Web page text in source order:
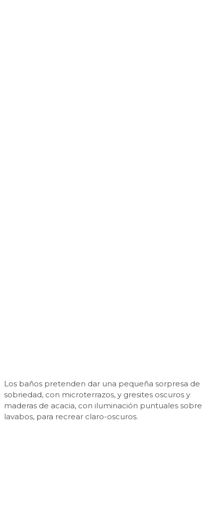
Los baños pretenden dar una pequeña sorpresa de
sobriedad, con microterrazos, y gresites oscuros y
maderas de acacia, con iluminación puntuales sobre
lavabos, para recrear claro-oscuros.